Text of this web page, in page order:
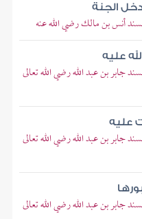
الجنة
أنس بن مالك رضي الله عنه
عليه
جابر بن عبد الله رضي الله تعالى
عليه
جابر بن عبد الله رضي الله تعالى
جابر بن عبد الله رضي الله تعالى